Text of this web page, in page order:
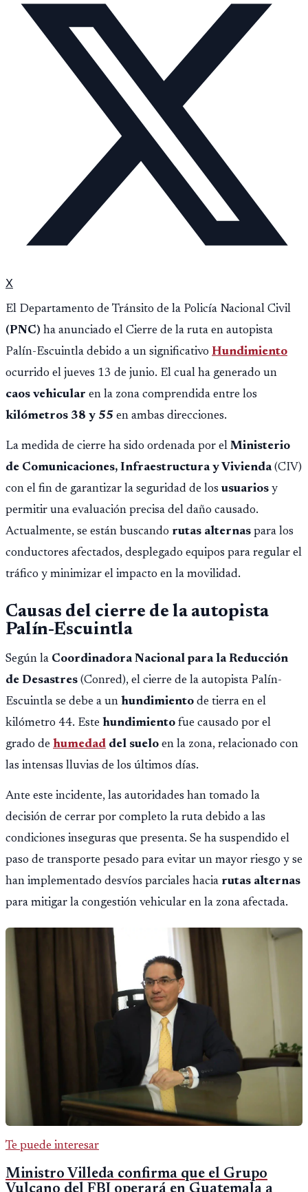
X
El Departamento de Tránsito de la Policía Nacional Civil
(PNC) ha anunciado el Cierre de la ruta en autopista
Palín-Escuintla debido a un significativo Hundimiento
ocurrido el jueves 13 de junio. El cual ha generado un
caos vehicular en la zona comprendida entre los
kilómetros 38 y 55 en ambas direcciones.
La medida de cierre ha sido ordenada por el Ministerio
de Comunicaciones, Infraestructura y Vivienda(CIV)
con el fin de garantizar la seguridad de los usuarios y
permitir una evaluación precisa del daño causado.
Actualmente, se están buscando rutas alternas para los
conductores afectados, desplegado equipos para regular el
tráfico y minimizar el impacto en la movilidad.
Causas del cierre de la autopista
Palín-Escuintla
Según la Coordinadora Nacional para la Reducción
de Desastres (Conred), el cierre de la autopista Palín-
Escuintla se debe a un hundimiento de tierra en el
kilómetro 44. Este hundimiento fue causado por el
grado de humedad del suelo en la zona, relacionado con
las intensas lluvias de los últimos días.
Ante este incidente, las autoridades han tomado la
decisión de cerrar por completo la ruta debido a las
condiciones inseguras que presenta. Se ha suspendido el
paso de transporte pesado para evitar un mayor riesgo y se
han implementado desvíos parciales hacia rutas alternas
para mitigar la congestión vehicular en la zona afectada.
Te puede interesar
Ministro Villeda confirma que el Grupo